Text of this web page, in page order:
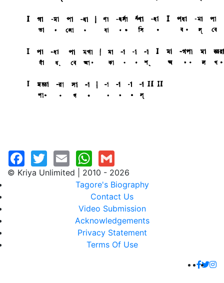
© Kriya Unlimited | 2010 - 2026
Tagore's Biography
Contact Us
Video Submission
Acknowledgements
Privacy Statement
Terms Of Use